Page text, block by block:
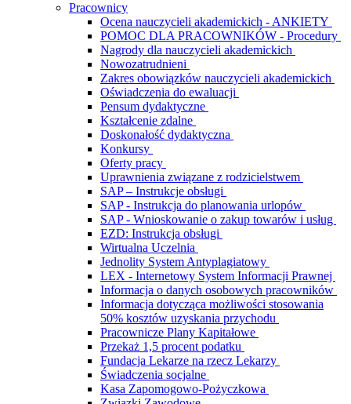
Pracownicy
Ocena nauczycieli akademickich - ANKIETY
POMOC DLA PRACOWNIKÓW - Procedury
Nagrody dla nauczycieli akademickich
Nowozatrudnieni
Zakres obowiązków nauczycieli akademickich
Oświadczenia do ewaluacji
Pensum dydaktyczne
Kształcenie zdalne
Doskonałość dydaktyczna
Konkursy
Oferty pracy
Uprawnienia związane z rodzicielstwem
SAP – Instrukcje obsługi
SAP - Instrukcja do planowania urlopów
SAP - Wnioskowanie o zakup towarów i usług
EZD: Instrukcja obsługi
Wirtualna Uczelnia
Jednolity System Antyplagiatowy
LEX - Internetowy System Informacji Prawnej
Informacja o danych osobowych pracowników
Informacja dotycząca możliwości stosowania
50% kosztów uzyskania przychodu
Pracownicze Plany Kapitałowe
Przekaż 1,5 procent podatku
Fundacja Lekarze na rzecz Lekarzy
Świadczenia socjalne
Kasa Zapomogowo-Pożyczkowa